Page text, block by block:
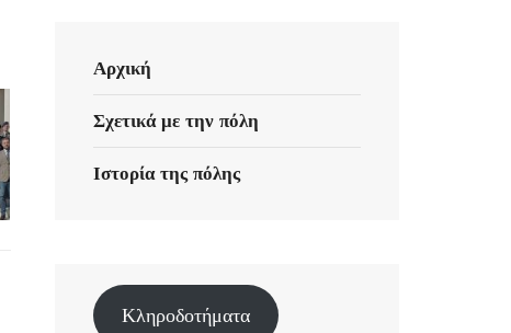
Αρχική
Σχετικά με την πόλη
Ιστορία της πόλης
Κληροδοτήματα